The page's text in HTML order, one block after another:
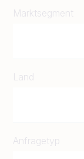
Marktsegment
Land
Anfragetyp